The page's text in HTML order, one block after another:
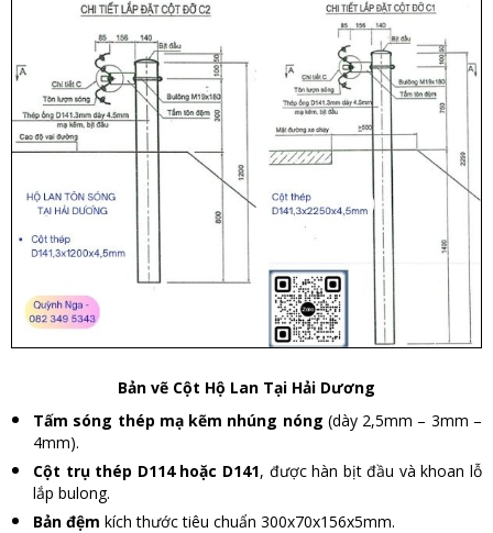
Bản vẽ Cột Hộ Lan Tại Hải Dương
Tấm sóng thép mạ kẽm nhúng nóng (dày 2,5mm – 3mm –
4mm).
Cột trụ thép D114 hoặc D141, được hàn bịt đầu và khoan lỗ
lắp bulong.
Bản đệm kích thước tiêu chuẩn 300x70x156x5mm.